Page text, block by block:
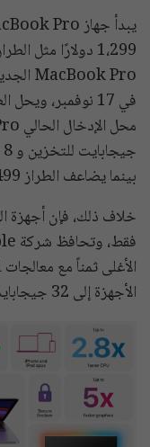
1،299 دولارًا
بينما يضاعف الطراز 1499 دولارًا التخزين إلى 512 جيجابايت.
الأجهزة إلى 32 جيجابايت من ذاكرة الوصول العشوائي.